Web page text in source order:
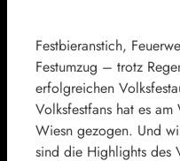
Festbieranstich,
Festumzug – trotz
erfolgreichen
Volksfestfans hat es
Wiesn gezogen. Und
sind die Highlights des